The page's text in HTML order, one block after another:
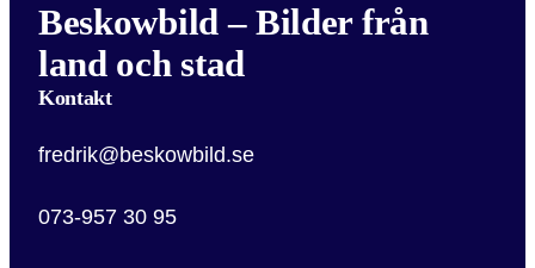
Beskowbild – Bilder från
land och stad
Kontakt
fredrik@beskowbild.se
073-957 30 95